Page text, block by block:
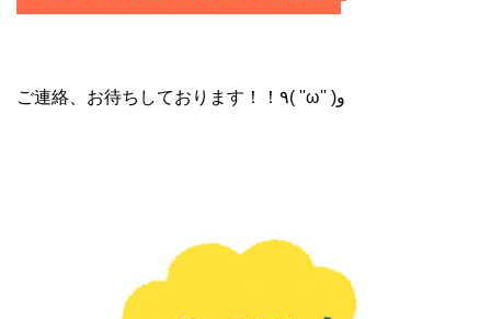
ご連絡、お待ちしております！！٩( ''ω'' )و